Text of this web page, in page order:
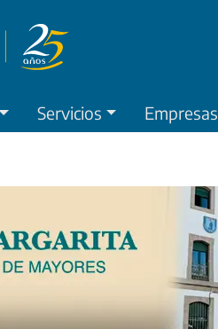
Servicios Empresas